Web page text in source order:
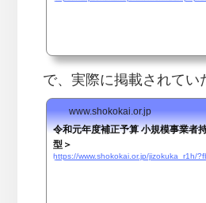
で、実際に掲載されてい
www.shokokai.or.jp
令和元年度補正予算 小規模事業者
型＞